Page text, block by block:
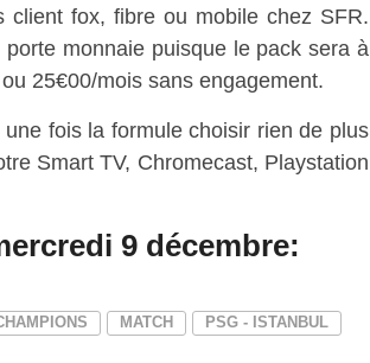
client fox, fibre ou mobile chez SFR.
monnaie puisque le pack sera à
25€00/mois sans engagement.
fois la formule choisir rien de plus
Smart TV, Chromecast, Playstation
9 décembre:
MATCH
PSG - ISTANBUL